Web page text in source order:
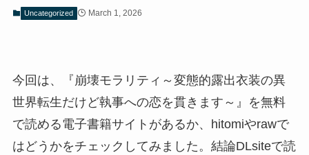
Uncategorized March 1, 2026
今回は、『崩壊モラリティ～変態的露出衣装の異
世界転生だけど執事への恋を貫きます～』を無料
で読める電子書籍サイトがあるか、hitomiやrawで
はどうかをチェックしてみました。結論DLsiteで読